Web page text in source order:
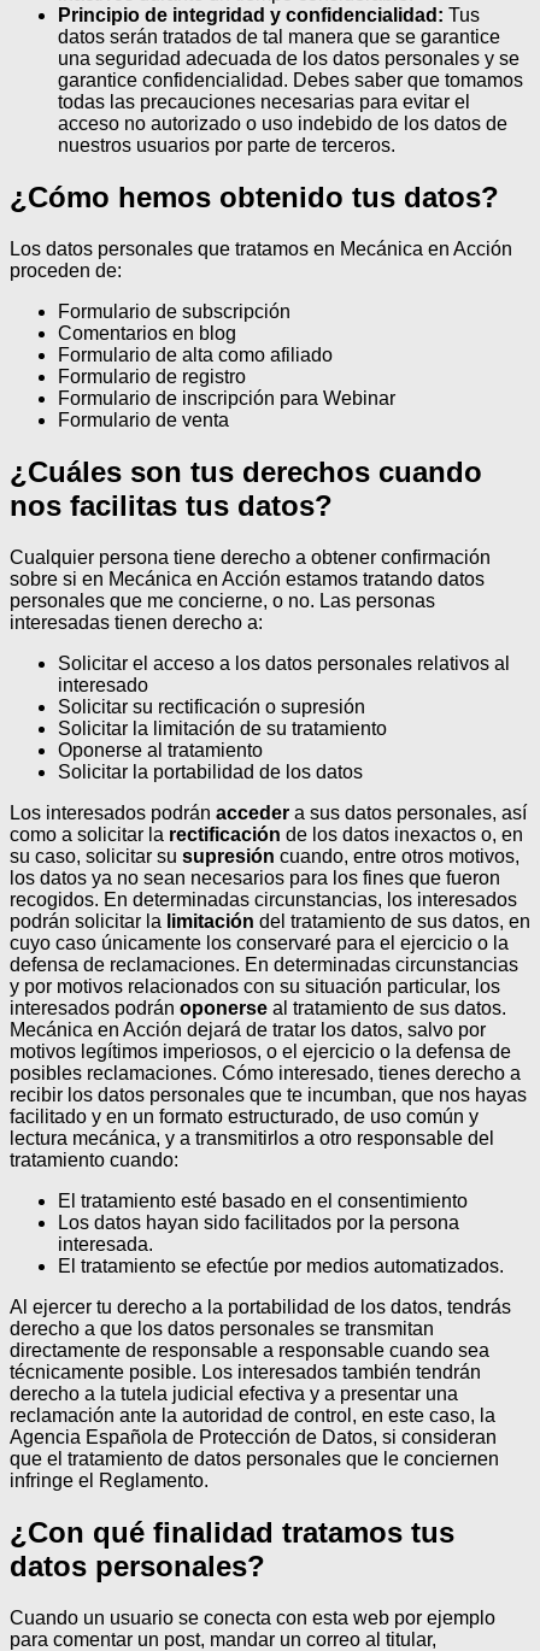
Principio de integridad y confidencialidad: Tus
datos serán tratados de tal manera que se garantice
una seguridad adecuada de los datos personales y se
garantice confidencialidad. Debes saber que tomamos
todas las precauciones necesarias para evitar el
acceso no autorizado o uso indebido de los datos de
nuestros usuarios por parte de terceros.
¿Cómo hemos obtenido tus datos?
Los datos personales que tratamos en Mecánica en Acción
proceden de:
Formulario de subscripción
Comentarios en blog
Formulario de alta como afiliado
Formulario de registro
Formulario de inscripción para Webinar
Formulario de venta
¿Cuáles son tus derechos cuando
nos facilitas tus datos?
Cualquier persona tiene derecho a obtener confirmación
sobre si en Mecánica en Acción estamos tratando datos
personales que me concierne, o no. Las personas
interesadas tienen derecho a:
Solicitar el acceso a los datos personales relativos al
interesado
Solicitar su rectificación o supresión
Solicitar la limitación de su tratamiento
Oponerse al tratamiento
Solicitar la portabilidad de los datos
Los interesados podrán acceder a sus datos personales, así
como a solicitar la rectificación de los datos inexactos o, en
su caso, solicitar su supresión cuando, entre otros motivos,
los datos ya no sean necesarios para los fines que fueron
recogidos. En determinadas circunstancias, los interesados
podrán solicitar la limitación del tratamiento de sus datos, en
cuyo caso únicamente los conservaré para el ejercicio o la
defensa de reclamaciones. En determinadas circunstancias
y por motivos relacionados con su situación particular, los
interesados podrán oponerse al tratamiento de sus datos.
Mecánica en Acción dejará de tratar los datos, salvo por
motivos legítimos imperiosos, o el ejercicio o la defensa de
posibles reclamaciones. Cómo interesado, tienes derecho a
recibir los datos personales que te incumban, que nos hayas
facilitado y en un formato estructurado, de uso común y
lectura mecánica, y a transmitirlos a otro responsable del
tratamiento cuando:
El tratamiento esté basado en el consentimiento
Los datos hayan sido facilitados por la persona
interesada.
El tratamiento se efectúe por medios automatizados.
Al ejercer tu derecho a la portabilidad de los datos, tendrás
derecho a que los datos personales se transmitan
directamente de responsable a responsable cuando sea
técnicamente posible. Los interesados también tendrán
derecho a la tutela judicial efectiva y a presentar una
reclamación ante la autoridad de control, en este caso, la
Agencia Española de Protección de Datos, si consideran
que el tratamiento de datos personales que le conciernen
infringe el Reglamento.
¿Con qué finalidad tratamos tus
datos personales?
Cuando un usuario se conecta con esta web por ejemplo
para comentar un post, mandar un correo al titular,